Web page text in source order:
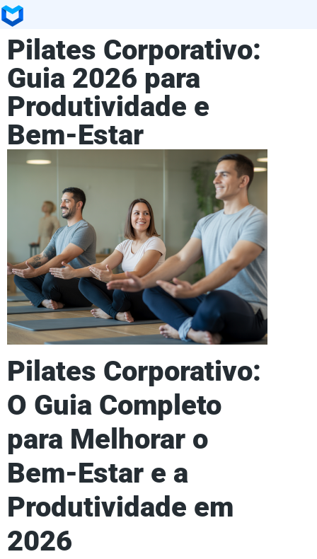
Pilates Corporativo:
Guia 2026 para
Produtividade e
Bem-Estar
Pilates Corporativo:
O Guia Completo
para Melhorar o
Bem-Estar e a
Produtividade em
2026